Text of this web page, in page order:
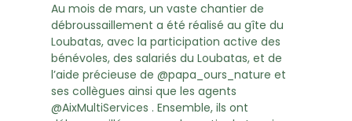
Au mois de mars, un vaste chantier de
débroussaillement a été réalisé au gîte du
Loubatas, avec la participation active des
bénévoles, des salariés du Loubatas, et de
l’aide précieuse de @papa_ours_nature et
ses collègues ainsi que les agents
@AixMultiServices . Ensemble, ils ont